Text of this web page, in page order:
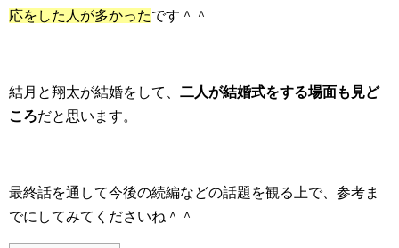
応をした人が多かったです＾＾
結月と翔太が結婚をして、 二人が結婚式をする場面も見ど
ころだと思います。
最終話を通して今後の続編などの話題を観る上で、参考ま
でにしてみてくださいね＾＾